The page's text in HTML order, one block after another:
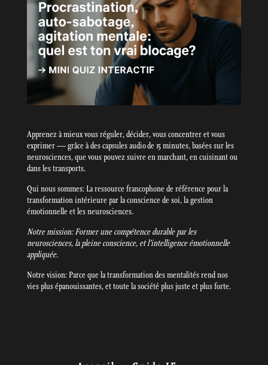
Apprenez à mieux vous réguler, décider, vous concentrer et vous
exprimer — grâce à des capsules audio de 15 minutes, basées sur les
neurosciences, que vous pouvez suivre en marchant, en cuisinant ou
dans les transports.
Qui nous sommes: La ressource francophone de référence pour la
transformation intérieure par la conscience de soi, la gestion
émotionnelle et les neurosciences.
Notre mission: Former une compétence durable par les
neurosciences, la pleine conscience, et l’intelligence émotionnelle
appliquée.
Notre vision: Parce que la transformation des mentalités rend nos
vies plus épanouissantes, et toute la société plus juste et plus forte.